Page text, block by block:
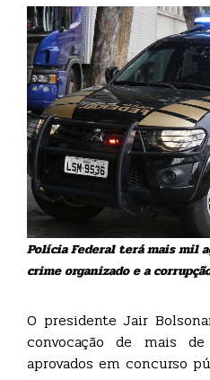
Polícia Federal terá mais mil
crime organizado e a
O presidente Jair
convocação de mais
aprovados em concurso